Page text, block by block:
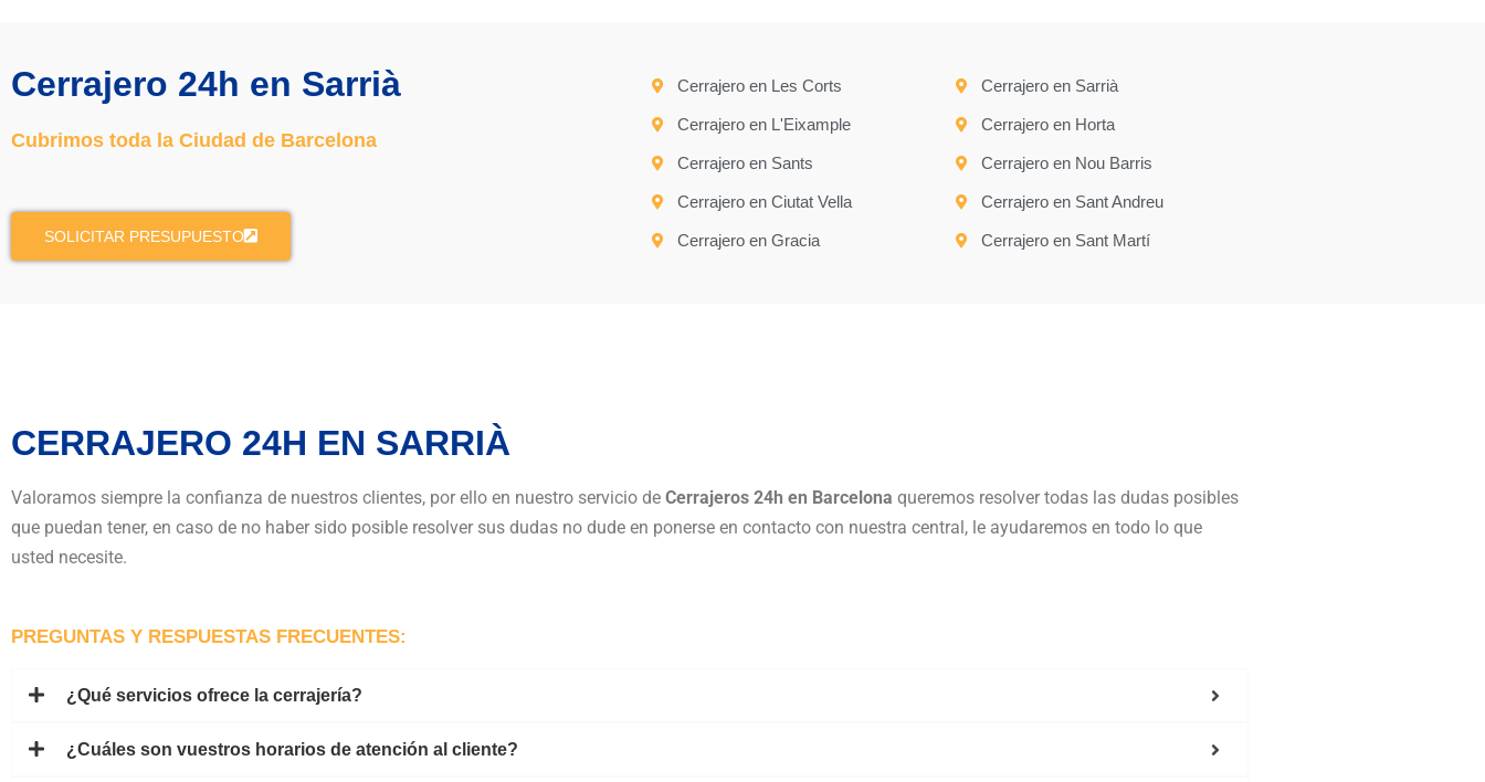
Cerrajero 24h en Sarrià
Cubrimos toda la Ciudad de Barcelona
SOLICITAR PRESUPUESTO
Cerrajero en Les Corts
Cerrajero en L'Eixample
Cerrajero en Sants
Cerrajero en Ciutat Vella
Cerrajero en Gracia
Cerrajero en Sarrià
Cerrajero en Horta
Cerrajero en Nou Barris
Cerrajero en Sant Andreu
Cerrajero en Sant Martí
CERRAJERO 24H EN SARRIÀ
Valoramos siempre la confianza de nuestros clientes, por ello en nuestro servicio de Cerrajeros 24h en Barcelona queremos resolver todas las dudas posibles
que puedan tener, en caso de no haber sido posible resolver sus dudas no dude en ponerse en contacto con nuestra central, le ayudaremos en todo lo que
usted necesite.
PREGUNTAS Y RESPUESTAS FRECUENTES:
¿Qué servicios ofrece la cerrajería?
¿Cuáles son vuestros horarios de atención al cliente?